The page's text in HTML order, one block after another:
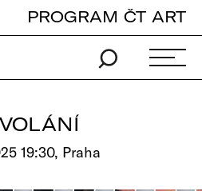
PROGRAM ČT ART
19:30, Praha